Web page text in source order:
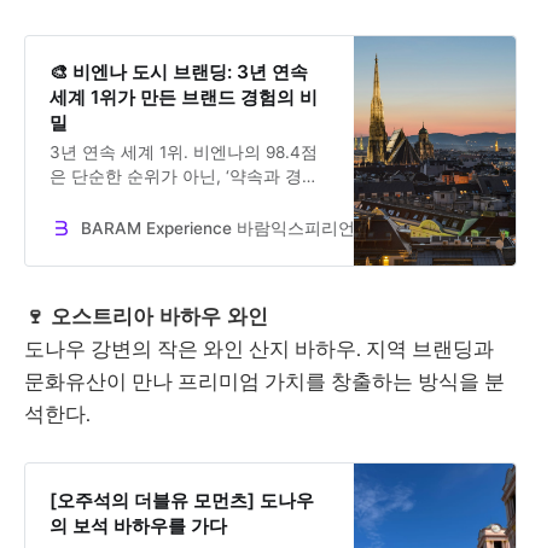
🎨 비엔나 도시 브랜딩: 3년 연속
세계 1위가 만든 브랜드 경험의 비
밀
3년 연속 세계 1위. 비엔나의 98.4점
은 단순한 순위가 아닌, ‘약속과 경험
드 시스템입니다. EIU 지표와 BARAM
떻게 사랑받는 브랜드를 만드는지 그
BARAM Experience 바람익스피리언스 Dr. Jooseok Oh
🍷 오스트리아 바하우 와인
도나우 강변의 작은 와인 산지 바하우. 지역 브랜딩과
문화유산이 만나 프리미엄 가치를 창출하는 방식을 분
석한다.
[오주석의 더블유 모먼츠] 도나우
의 보석 바하우를 가다